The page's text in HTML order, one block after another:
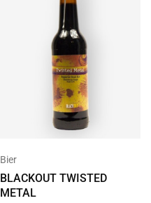
Bier
BLACKOUT TWISTED
METAL